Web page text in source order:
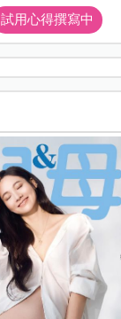
試用心得撰寫中